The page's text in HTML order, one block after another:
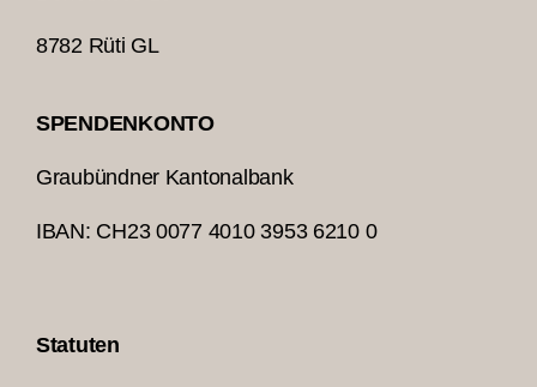
8782 Rüti GL
SPENDENKONTO
Graubündner Kantonalbank
IBAN: CH23 0077 4010 3953 6210 0
Statuten